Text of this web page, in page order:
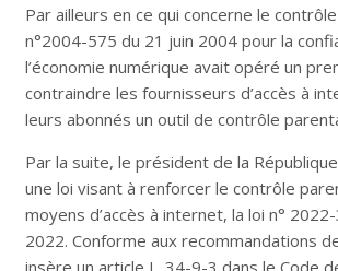
Par ailleurs en ce qui concerne le
n°2004-575 du 21 juin 2004 pour la
l’économie numérique avait opéré un
contraindre les fournisseurs d’accès à
leurs abonnés un outil de contrôle
Par la suite, le président de la
une loi visant à renforcer le contrôle
moyens d’accès à internet, la loi n°
2022. Conforme aux recommandations